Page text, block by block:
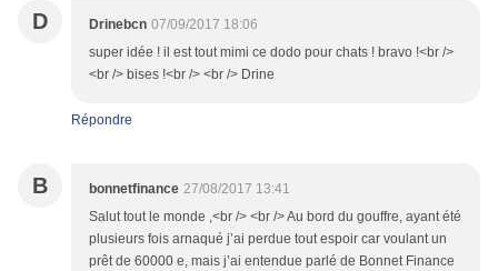
D Drinebcn 07/09/2017 18:06
super idée ! il est tout mimi ce dodo pour chats ! bravo !<br />
<br /> bises !<br /> <br /> Drine
Répondre
B bonnetfinance 27/08/2017 13:41
Salut tout le monde ,<br /> <br /> Au bord du gouffre, ayant été
plusieurs fois arnaqué j’ai perdue tout espoir car voulant un
prêt de 60000 e, mais j’ai entendue parlé de Bonnet Finance